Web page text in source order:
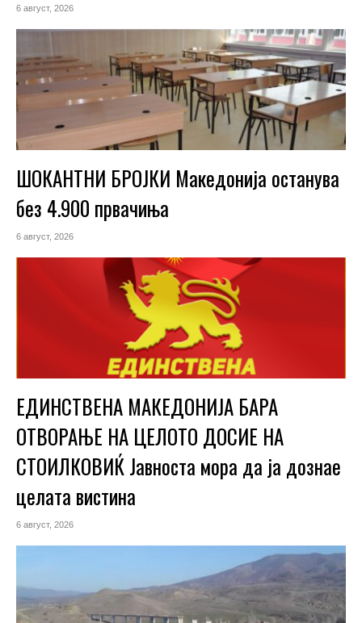
6 август, 2026
ШОКАНТНИ БРОЈКИ Македонија останува
без 4.900 првачиња
6 август, 2026
ЕДИНСТВЕНА МАКЕДОНИЈА БАРА
ОТВОРАЊЕ НА ЦЕЛОТО ДОСИЕ НА
СТОИЛКОВИЌ Јавноста мора да ја дознае
целата вистина
6 август, 2026